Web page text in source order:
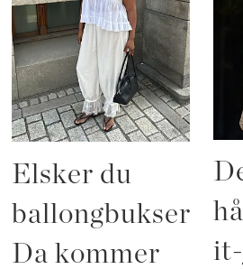
Elsker du
ballongbukser?
Da kommer